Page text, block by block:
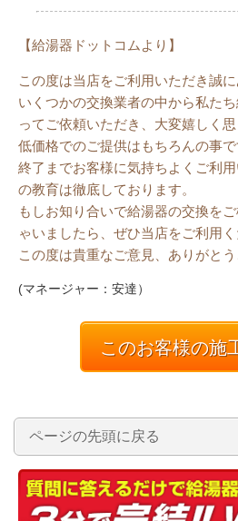
【給湯器ドットコムより】
この度は当店をご利用いただき誠
いくつかの交換業者の中から私た
ってご依頼いただき、大変嬉しく思
低価格でのご提供はもちろんの事
終了までお客様に気持ちよくご利
の教育は徹底しております。
もしお知り合いで給湯器の交換を
ゃいましたら、ぜひ当店をご利用く
この度は貴重なご意見、ありがとう
(マネージャー：安達）
このお客様の施
ページの先頭に戻る